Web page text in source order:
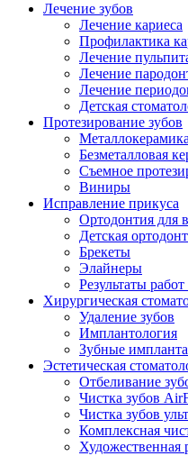
Лечение зубов
Лечение кариеса
Профилактика
Лечение
Лечение
Лечение
Детская
Протезирование зубов
Металлокерамика
Безметалловая
Съемное
Виниры
Исправление прикуса
Ортодонтия для
Детская
Брекеты
Элайнеры
Результаты
Хирургическая
Удаление зубов
Имплантология
Зубные
Эстетическая
Отбеливание
Чистка зубов
Чистка зубов
Комплексная
Художественная